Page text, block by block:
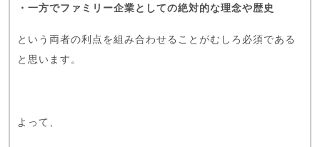
・一方でファミリー企業としての絶対的な理念や歴史
という両者の利点を組み合わせることがむしろ必須である
と思います。
よって、